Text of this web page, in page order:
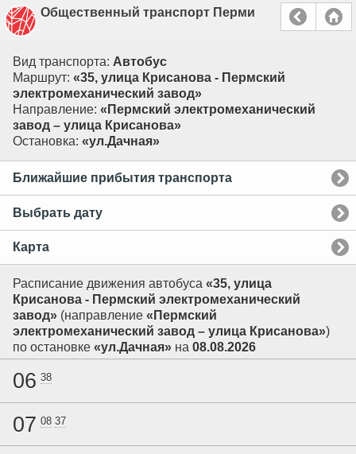
Общественный транспорт Перми
Вид транспорта: Автобус
Маршрут: «35, улица Крисанова - Пермский
электромеханический завод»
Направление: «Пермский электромеханический
завод – улица Крисанова»
Остановка: «ул.Дачная»
Ближайшие прибытия транспорта
Выбрать дату
Карта
Расписание движения автобуса «35, улица
Крисанова - Пермский электромеханический
завод» (направление «Пермский
электромеханический завод – улица Крисанова»)
по остановке «ул.Дачная» на 08.08.2026
06 38
07 08 37